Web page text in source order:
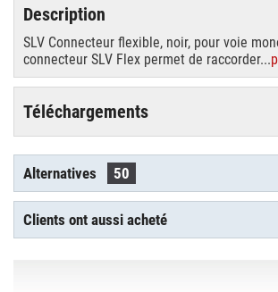
Description
SLV Connecteur flexible, noir, pour voie
connecteur SLV Flex permet de raccorder...
Téléchargements
Alternatives 50
Clients ont aussi acheté